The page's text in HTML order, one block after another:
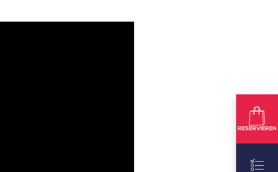
RESERVIEREN